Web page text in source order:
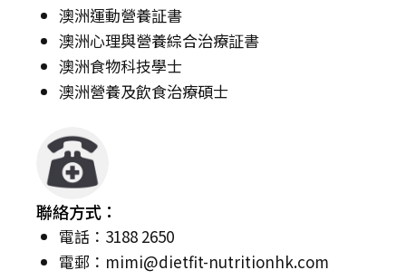
澳洲運動營養証書
澳洲心理與營養綜合治療証書
澳洲食物科技學士
澳洲營養及飲食治療碩士
聯絡方式：
電話：3188 2650
電郵： mimi@dietfit-nutritionhk.com